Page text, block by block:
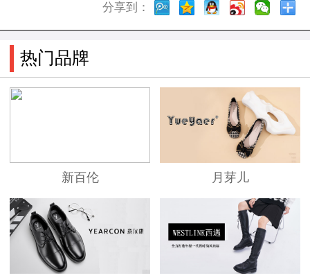
分享到：
热门品牌
新百伦 月芽儿